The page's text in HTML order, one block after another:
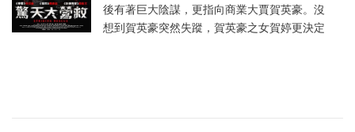
後有著巨大陰謀，更指向商業大賈賀英豪。沒
想到賀英豪突然失蹤，賀英豪之女賀婷更決定